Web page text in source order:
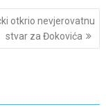
otkrio nevjerovatnu
stvar za Đokovića